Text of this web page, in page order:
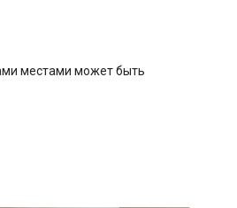
местами может быть